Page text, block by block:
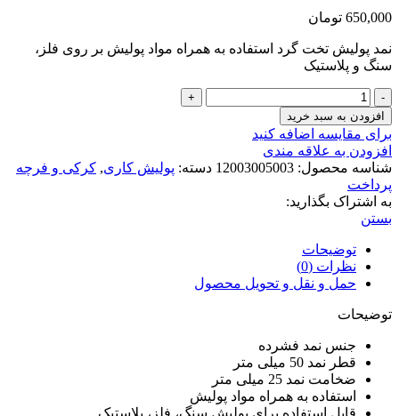
650,000 تومان
نمد پولیش تخت گرد استفاده به همراه مواد پولیش بر روی فلز،
سنگ و پلاستیک
نمد
پولیش
25×50
عدد
افزودن به سبد خرید
برای مقایسه اضافه کنید
افزودن به علاقه مندی
شناسه محصول: 12003005003 دسته: پولیش کاری, کرکی و فرچه
پرداخت
به اشتراک بگذارید:
بستن
توضیحات
نظرات (0)
حمل و نقل و تحویل محصول
توضیحات
جنس نمد فشرده
قطر نمد 50 میلی متر
ضخامت نمد 25 میلی متر
استفاده به همراه مواد پولیش
قابل استفاده برای پولیش سنگ، فلز، پلاستیک